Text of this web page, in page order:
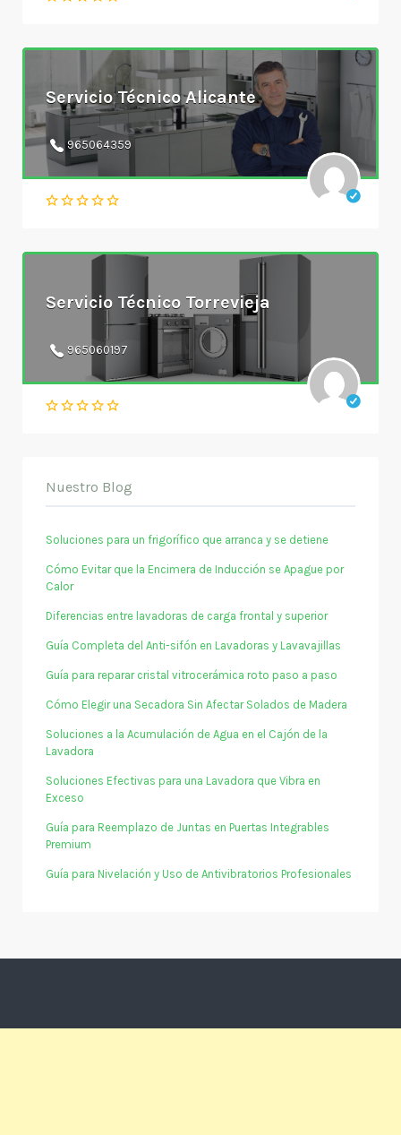
Servicio Técnico Alicante
965064359
Servicio Técnico Torrevieja
965060197
Nuestro Blog
Soluciones para un frigorífico que arranca y se detiene
Cómo Evitar que la Encimera de Inducción se Apague por
Calor
Diferencias entre lavadoras de carga frontal y superior
Guía Completa del Anti-sifón en Lavadoras y Lavavajillas
Guía para reparar cristal vitrocerámica roto paso a paso
Cómo Elegir una Secadora Sin Afectar Solados de Madera
Soluciones a la Acumulación de Agua en el Cajón de la
Lavadora
Soluciones Efectivas para una Lavadora que Vibra en
Exceso
Guía para Reemplazo de Juntas en Puertas Integrables
Premium
Guía para Nivelación y Uso de Antivibratorios Profesionales